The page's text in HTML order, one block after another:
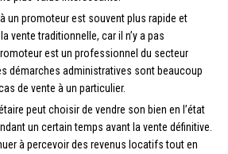
à un promoteur est souvent plus rapide et
vente traditionnelle, car il n’y a pas
est un professionnel du secteur
démarches administratives sont beaucoup
de vente à un particulier.
peut choisir de vendre son bien en l’état
un certain temps avant la vente définitive.
à percevoir des revenus locatifs tout en